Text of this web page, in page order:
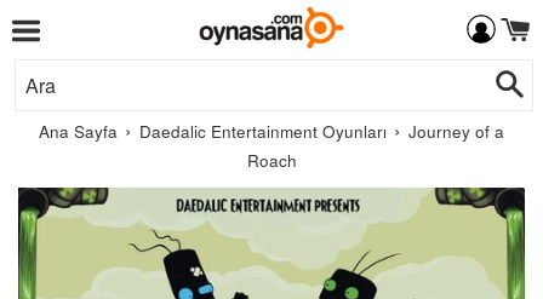
Menü
Ana Sayfa › Daedalic Entertainment Oyunları › Journey of a
Roach
Daedalic
Entertainment